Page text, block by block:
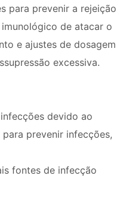
para prevenir a rejeição
de atacar o
e ajustes de dosagem
excessiva.
devido ao
prevenir infecções,
fontes de infecção